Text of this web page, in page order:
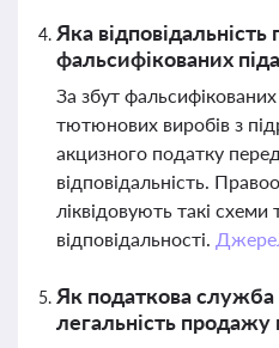
Яка
фальсифікованих
За збут
тютюнових виробів з
акцизного податку
відповідальність.
ліквідовують такі
відповідальності.
Як податкова
легальність продажу